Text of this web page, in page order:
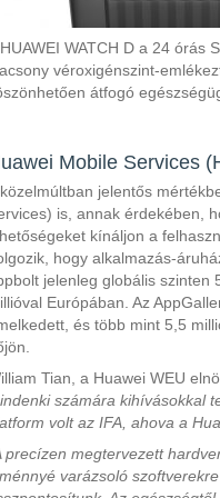
WATCH D a 24 órás
véroxigénszint-
átfogó
Mobile Services
jelentős
is, annak érdekében,
kínáljon a
hogy alkalmazás-
jelenleg globális szinten
Európában. Az
és több mint 5,5
Tian, a Huawei WEU
számára kihívásokkal
volt az IFA, ahova a
precízen megtervezett
varázsoló